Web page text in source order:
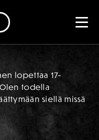
lopettaa 17-
todella
siellä missä